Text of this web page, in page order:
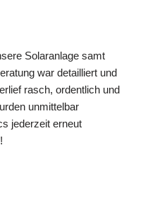
Solaranlage samt
war detailliert und
rasch, ordentlich und
unmittelbar
jederzeit erneut